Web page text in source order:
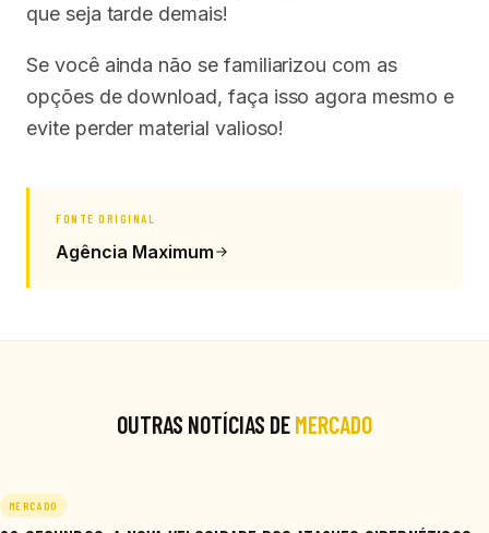
que seja tarde demais!
Se você ainda não se familiarizou com as
opções de download, faça isso agora mesmo e
evite perder material valioso!
FONTE ORIGINAL
Agência Maximum
OUTRAS NOTÍCIAS DEMERCADO
MERCADO